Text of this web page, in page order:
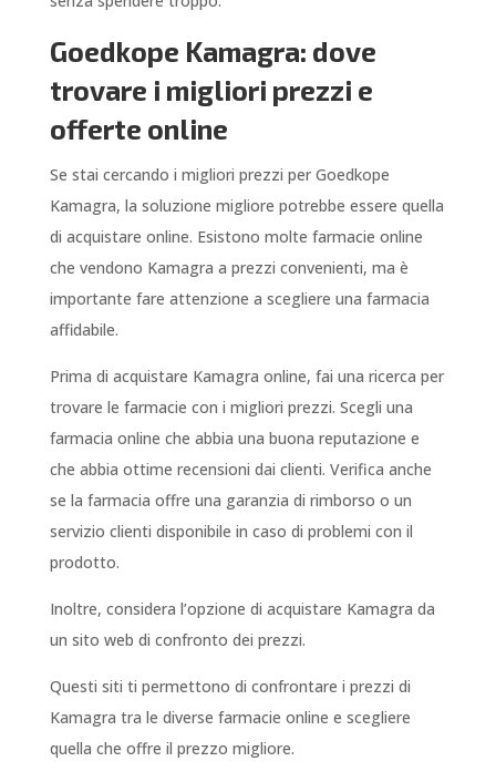
Goedkope Kamagra: dove
trovare i migliori prezzi e
offerte online
Se stai cercando i migliori prezzi per Goedkope
Kamagra, la soluzione migliore potrebbe essere quella
di acquistare online. Esistono molte farmacie online
che vendono Kamagra a prezzi convenienti, ma è
importante fare attenzione a scegliere una farmacia
affidabile.
Prima di acquistare Kamagra online, fai una ricerca per
trovare le farmacie con i migliori prezzi. Scegli una
farmacia online che abbia una buona reputazione e
che abbia ottime recensioni dai clienti. Verifica anche
se la farmacia offre una garanzia di rimborso o un
servizio clienti disponibile in caso di problemi con il
prodotto.
Inoltre, considera l’opzione di acquistare Kamagra da
un sito web di confronto dei prezzi.
Questi siti ti permettono di confrontare i prezzi di
Kamagra tra le diverse farmacie online e scegliere
quella che offre il prezzo migliore.